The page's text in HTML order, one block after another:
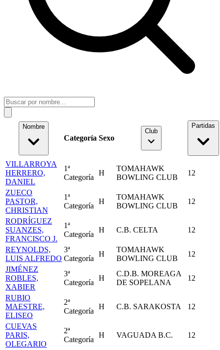
Nombre
Categoría Sexo
Club
Partidas
VILLARROYA
HERRERO,
DANIEL
1ª
Categoría
H
TOMAHAWK
BOWLING CLUB
12
ZUECO
PASTOR,
CHRISTIAN
1ª
Categoría
H
TOMAHAWK
BOWLING CLUB
12
RODRÍGUEZ
SUANZES,
FRANCISCO J.
1ª
Categoría
H C.B. CELTA 12
REYNOLDS,
LUIS ALFREDO
3ª
Categoría
H
TOMAHAWK
BOWLING CLUB
12
JIMÉNEZ
ROBLES,
XABIER
3ª
Categoría
H
C.D.B. MOREAGA
DE SOPELANA
12
RUBIO
MAESTRE,
ELISEO
2ª
Categoría
H C.B. SARAKOSTA 12
CUEVAS
PARIS,
OLEGARIO
2ª
Categoría
H VAGUADA B.C. 12